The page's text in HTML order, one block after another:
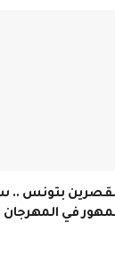
في المهرجان